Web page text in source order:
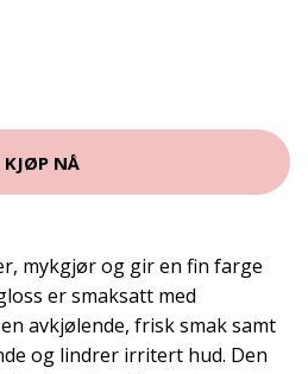
KJØP NÅ
mykgjør og gir en fin farge
er smaksatt med
avkjølende, frisk smak samt
og lindrer irritert hud. Den